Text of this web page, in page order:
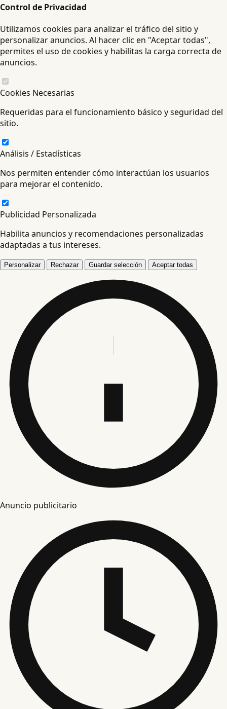
Control de Privacidad
Utilizamos cookies para analizar el tráfico del sitio y
personalizar anuncios. Al hacer clic en "Aceptar todas",
permites el uso de cookies y habilitas la carga correcta de
anuncios.
Cookies Necesarias
Requeridas para el funcionamiento básico y seguridad del
sitio.
Análisis / Estadísticas
Nos permiten entender cómo interactúan los usuarios
para mejorar el contenido.
Publicidad Personalizada
Habilita anuncios y recomendaciones personalizadas
adaptadas a tus intereses.
Personalizar Rechazar Guardar selección Aceptar todas
Anuncio publicitario